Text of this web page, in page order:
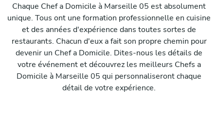
Chaque Chef a Domicile à Marseille 05 est absolument
unique. Tous ont une formation professionnelle en cuisine
et des années d'expérience dans toutes sortes de
restaurants. Chacun d'eux a fait son propre chemin pour
devenir un Chef a Domicile. Dites-nous les détails de
votre événement et découvrez les meilleurs Chefs a
Domicile à Marseille 05 qui personnaliseront chaque
détail de votre expérience.